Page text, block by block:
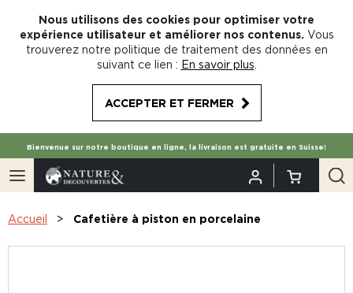
Nous utilisons des cookies pour optimiser votre
expérience utilisateur et améliorer nos contenus. Vous
trouverez notre politique de traitement des données en
suivant ce lien : En savoir plus
ACCEPTER ET FERMER
Bienvenue sur notre boutique en ligne, la livraison est gratuite en Suisse!
Accueil Cafetière à piston en porcelaine